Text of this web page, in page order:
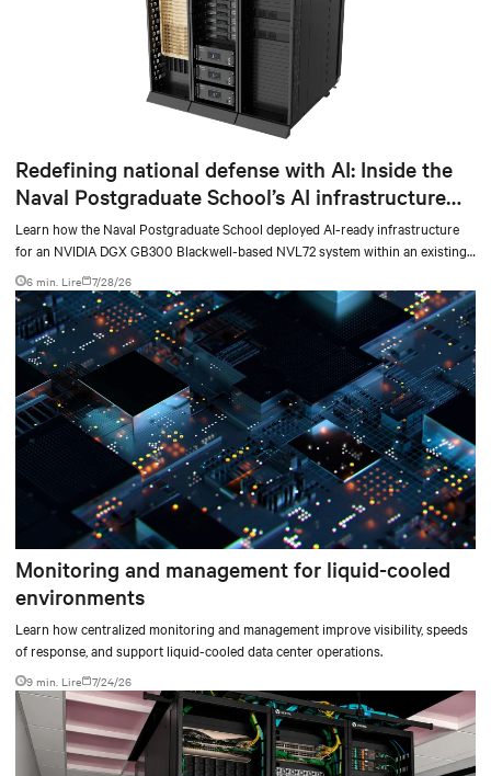
Redefining national defense with AI: Inside the
Naval Postgraduate School’s AI infrastructure
deployment
Learn how the Naval Postgraduate School deployed AI-ready infrastructure
for an NVIDIA DGX GB300 Blackwell-based NVL72 system within an existing
facility, creating a repeatable model for high-density, liquid-cooled AI
environments.
6 min. Lire 7/28/26
Monitoring and management for liquid-cooled
environments
Learn how centralized monitoring and management improve visibility, speeds
of response, and support liquid-cooled data center operations.
9 min. Lire 7/24/26